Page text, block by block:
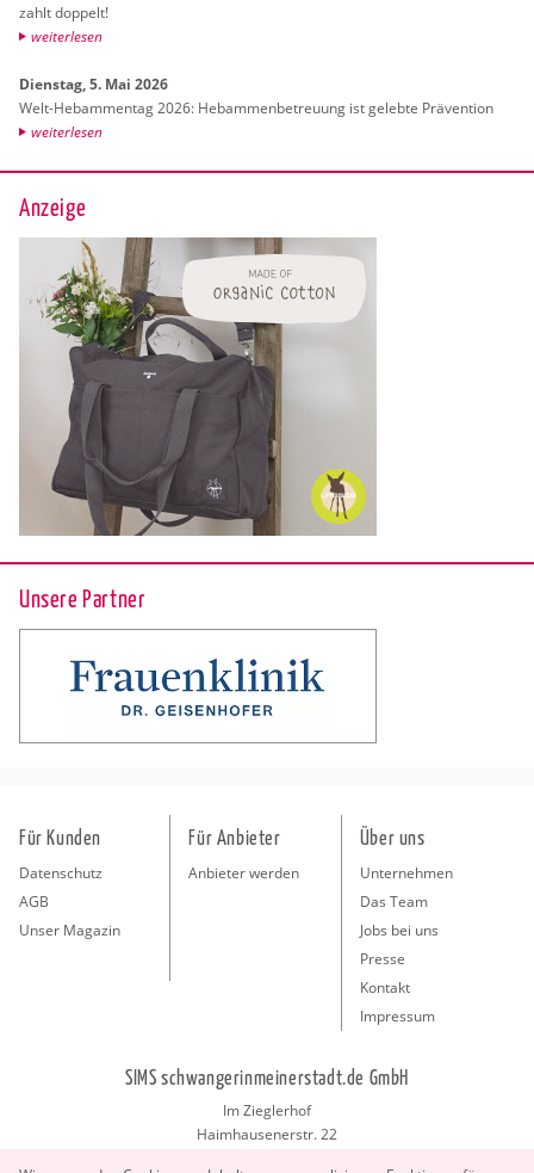
zahlt dop­pelt!
wei­ter­le­sen
Diens­tag, 5. Mai 2026
Welt-Heb­am­men­tag 2026: Heb­am­men­be­treu­ung ist ge­leb­te Prä­ven­ti­on
wei­ter­le­sen
Anzeige
Unsere Partner
Für Kunden
Datenschutz
AGB
Unser Magazin
Für Anbieter
Anbieter werden
Über uns
Unternehmen
Das Team
Jobs bei uns
Presse
Kontakt
Impressum
SIMS schwangerinmeinerstadt.de GmbH
Im Zieglerhof
Haimhausenerstr. 22